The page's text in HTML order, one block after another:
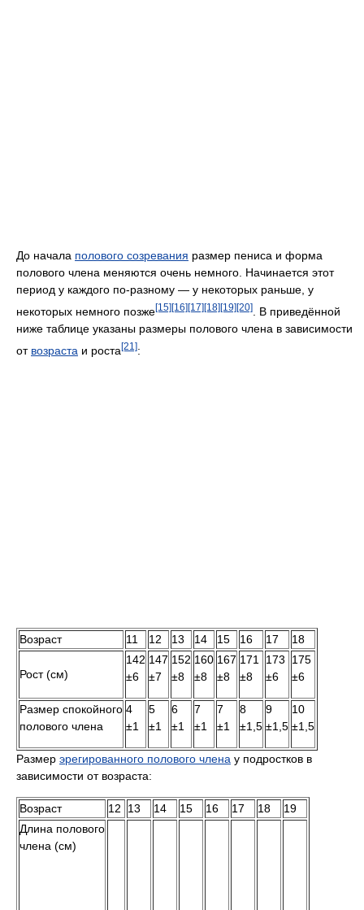
До начала полового созревания размер пениса и форма
полового члена меняются очень немного. Начинается этот
период у каждого по-разному — у некоторых раньше, у
некоторых немного позже[15] [16] [17] [18] [19] [20]
. В приведённой
ниже таблице указаны размеры полового члена в зависимости
от возраста и роста [21]:
Возраст 11 12 13 14 15 16 17 18
Рост (см)
142
±6
147
±7
152
±8
160
±8
167
±8
171
±8
173
±6
175
±6
Размер спокойного
полового члена
4
±1
5
±1
6
±1
7
±1
7
±1
8
±1,5
9
±1,5
10
±1,5
Размер эрегированного полового члена у подростков в
зависимости от возраста:
Возраст
Длина полового
члена (см)